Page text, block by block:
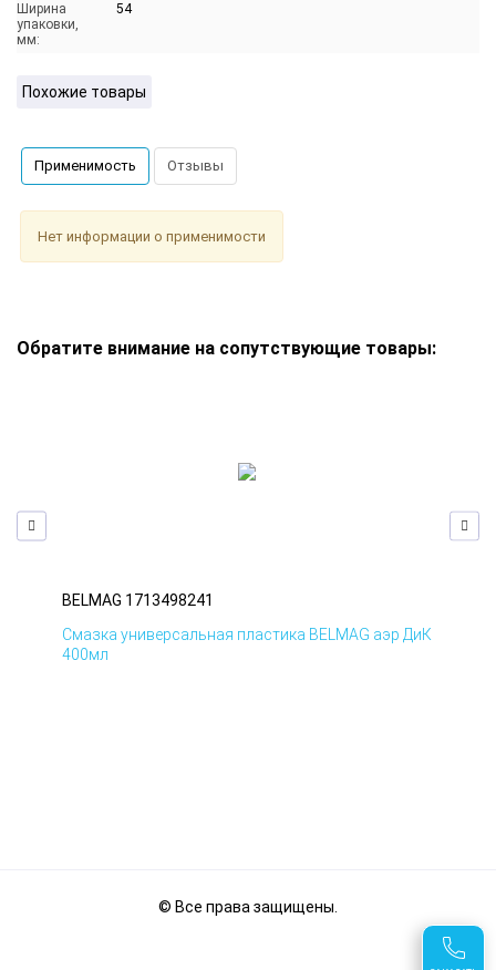
Ширина
упаковки,
мм:
54
Похожие товары
Применимость Отзывы
Нет информации о применимости
Обратите внимание на сопутствующие товары:
BELMAG 1713498241
Смазка универсальная пластика BELMAG аэр ДиК
400мл
© Все права защищены.